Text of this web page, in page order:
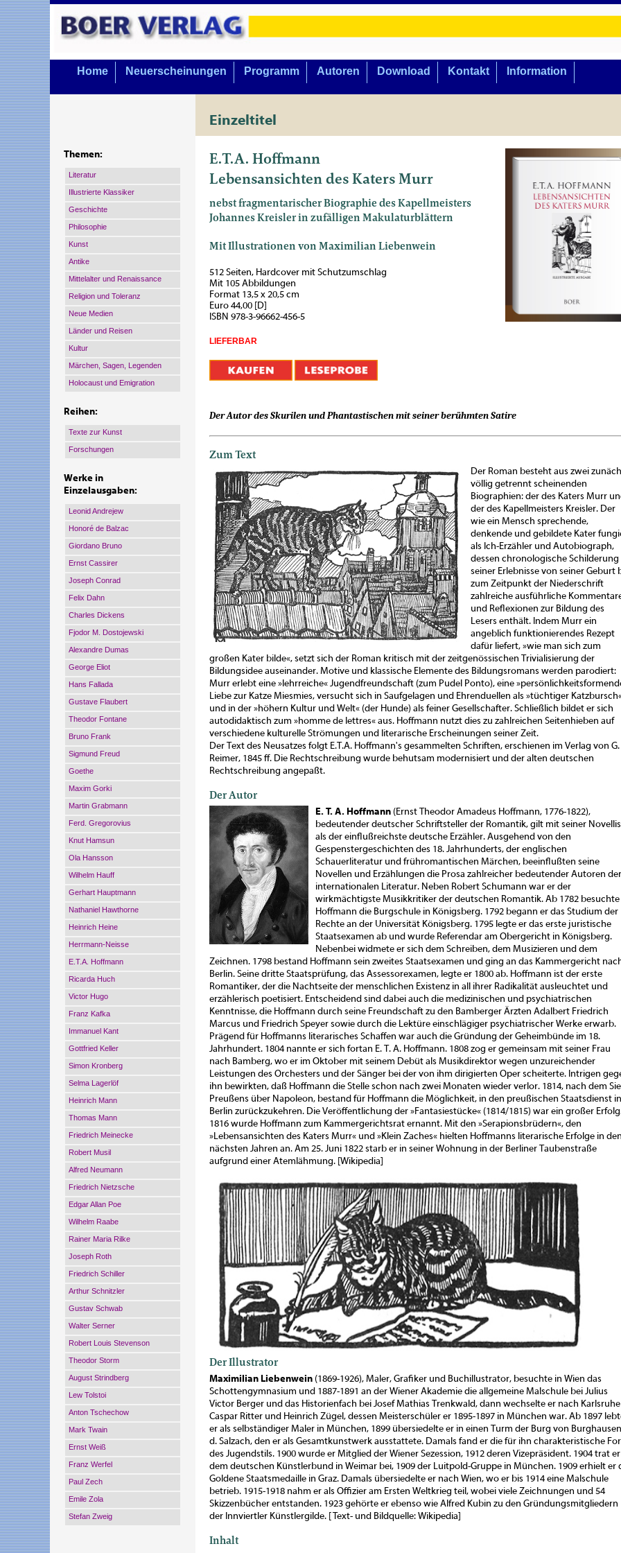
Home Neuerscheinungen Programm Autoren Download Kontakt Information
Einzeltitel
Themen:
Literatur
Illustrierte Klassiker
Geschichte
Philosophie
Kunst
Antike
Mittelalter und Renaissance
Religion und Toleranz
Neue Medien
Länder und Reisen
Kultur
Märchen, Sagen, Legenden
Holocaust und Emigration
Reihen:
Texte zur Kunst
Forschungen
Werke in
Einzelausgaben:
Leonid Andrejew
Honoré de Balzac
Giordano Bruno
Ernst Cassirer
Joseph Conrad
Felix Dahn
Charles Dickens
Fjodor M. Dostojewski
Alexandre Dumas
George Eliot
Hans Fallada
Gustave Flaubert
Theodor Fontane
Bruno Frank
Sigmund Freud
Goethe
Maxim Gorki
Martin Grabmann
Ferd. Gregorovius
Knut Hamsun
Ola Hansson
Wilhelm Hauff
Gerhart Hauptmann
Nathaniel Hawthorne
Heinrich Heine
Herrmann-Neisse
E.T.A. Hoffmann
Ricarda Huch
Victor Hugo
Franz Kafka
Immanuel Kant
Gottfried Keller
Simon Kronberg
Selma Lagerlöf
Heinrich Mann
Thomas Mann
Friedrich Meinecke
Robert Musil
Alfred Neumann
Friedrich Nietzsche
Edgar Allan Poe
Wilhelm Raabe
Rainer Maria Rilke
Joseph Roth
Friedrich Schiller
Arthur Schnitzler
Gustav Schwab
Walter Serner
Robert Louis Stevenson
Theodor Storm
August Strindberg
Lew Tolstoi
Anton Tschechow
Mark Twain
Ernst Weiß
Franz Werfel
Paul Zech
Emile Zola
Stefan Zweig
E.T.A. Hoffmann
Lebensansichten des Katers Murr
nebst fragmentarischer Biographie des Kapellmeisters
Johannes Kreisler in zufälligen Makulaturblättern
Mit Illustrationen von Maximilian Liebenwein
512 Seiten, Hardcover mit Schutzumschlag
Mit 105 Abbildungen
Format 13,5 x 20,5 cm
Euro 44,00 [D]
ISBN 978-3-96662-456-5
LIEFERBAR
Der Autor des Skurilen und Phantastischen mit seiner berühmten Satire
Zum Text
Der Roman besteht aus zwei
völlig getrennt scheinenden
Biographien: der des Katers Murr
der des Kapellmeisters Kreisler. Der
wie ein Mensch sprechende,
denkende und gebildete Kater
als Ich-Erzähler und Autobiograph,
dessen chronologische Schilderung
seiner Erlebnisse von seiner Geburt
zum Zeitpunkt der Niederschrift
zahlreiche ausführliche
und Reflexionen zur Bildung des
Lesers enthält. Indem Murr ein
angeblich funktionierendes Rezept
dafür liefert, »wie man sich zum
großen Kater bilde«, setzt sich der Roman kritisch mit der zeitgenössischen Trivialisierung der
Bildungsidee auseinander. Motive und klassische Elemente des Bildungsromans werden parodiert:
Murr erlebt eine »lehrreiche« Jugendfreundschaft (zum Pudel Ponto), eine
Liebe zur Katze Miesmies, versucht sich in Saufgelagen und Ehrenduellen als »tüchtiger
und in der »höhern Kultur und Welt« (der Hunde) als feiner Gesellschafter. Schließlich bildet er sich
autodidaktisch zum »homme de lettres« aus. Hoffmann nutzt dies zu zahlreichen Seitenhieben auf
verschiedene kulturelle Strömungen und literarische Erscheinungen seiner Zeit.
Der Text des Neusatzes folgt E.T.A. Hoffmann's gesammelten Schriften, erschienen im Verlag von G.
Reimer, 1845 ff. Die Rechtschreibung wurde behutsam modernisiert und der alten deutschen
Rechtschreibung angepaßt.
Der Autor
E. T. A. Hoffmann (Ernst Theodor Amadeus Hoffmann, 1776-1822),
bedeutender deutscher Schriftsteller der Romantik, gilt mit seiner
als der einflußreichste deutsche Erzähler. Ausgehend von den
Gespenstergeschichten des 18. Jahrhunderts, der englischen
Schauerliteratur und frühromantischen Märchen, beeinflußten seine
Novellen und Erzählungen die Prosa zahlreicher bedeutender Autoren der
internationalen Literatur. Neben Robert Schumann war er der
wirkmächtigste Musikkritiker der deutschen Romantik. Ab 1782 besuchte
Hoffmann die Burgschule in Königsberg. 1792 begann er das Studium der
Rechte an der Universität Königsberg. 1795 legte er das erste juristische
Staatsexamen ab und wurde Referendar am Obergericht in Königsberg.
Nebenbei widmete er sich dem Schreiben, dem Musizieren und dem
Zeichnen. 1798 bestand Hoffmann sein zweites Staatsexamen und ging an das Kammergericht
Berlin. Seine dritte Staatsprüfung, das Assessorexamen, legte er 1800 ab. Hoffmann ist der erste
Romantiker, der die Nachtseite der menschlichen Existenz in all ihrer Radikalität ausleuchtet und
erzählerisch poetisiert. Entscheidend sind dabei auch die medizinischen und psychiatrischen
Kenntnisse, die Hoffmann durch seine Freundschaft zu den Bamberger Ärzten Adalbert Friedrich
Marcus und Friedrich Speyer sowie durch die Lektüre einschlägiger psychiatrischer Werke erwarb.
Prägend für Hoffmanns literarisches Schaffen war auch die Gründung der Geheimbünde im 18.
Jahrhundert. 1804 nannte er sich fortan E. T. A. Hoffmann. 1808 zog er gemeinsam mit seiner Frau
nach Bamberg, wo er im Oktober mit seinem Debüt als Musikdirektor wegen unzureichender
Leistungen des Orchesters und der Sänger bei der von ihm dirigierten Oper scheiterte. Intrigen
ihn bewirkten, daß Hoffmann die Stelle schon nach zwei Monaten wieder verlor. 1814, nach dem
Preußens über Napoleon, bestand für Hoffmann die Möglichkeit, in den preußischen Staatsdienst in
Berlin zurückzukehren. Die Veröffentlichung der »Fantasiestücke« (1814/1815) war ein großer
1816 wurde Hoffmann zum Kammergerichtsrat ernannt. Mit den »Serapionsbrüdern«, den
»Lebensansichten des Katers Murr« und »Klein Zaches« hielten Hoffmanns literarische Erfolge in den
nächsten Jahren an. Am 25. Juni 1822 starb er in seiner Wohnung in der Berliner Taubenstraße
aufgrund einer Atemlähmung. [Wikipedia]
Der Illustrator
Maximilian Liebenwein (1869-1926), Maler, Grafiker und Buchillustrator, besuchte in Wien das
Schottengymnasium und 1887-1891 an der Wiener Akademie die allgemeine Malschule bei Julius
Victor Berger und das Historienfach bei Josef Mathias Trenkwald, dann wechselte er nach Karlsruhe
Caspar Ritter und Heinrich Zügel, dessen Meisterschüler er 1895-1897 in München war. Ab 1897
er als selbständiger Maler in München, 1899 übersiedelte er in einen Turm der Burg von
d. Salzach, den er als Gesamtkunstwerk ausstattete. Damals fand er die für ihn charakteristische
des Jugendstils. 1900 wurde er Mitglied der Wiener Sezession, 1912 deren Vizepräsident. 1904 trat er
dem deutschen Künstlerbund in Weimar bei, 1909 der Luitpold-Gruppe in München. 1909 erhielt er
Goldene Staatsmedaille in Graz. Damals übersiedelte er nach Wien, wo er bis 1914 eine Malschule
betrieb. 1915-1918 nahm er als Offizier am Ersten Weltkrieg teil, wobei viele Zeichnungen und 54
Skizzenbücher entstanden. 1923 gehörte er ebenso wie Alfred Kubin zu den Gründungsmitgliedern
der Innviertler Künstlergilde. [Text- und Bildquelle: Wikipedia]
Inhalt